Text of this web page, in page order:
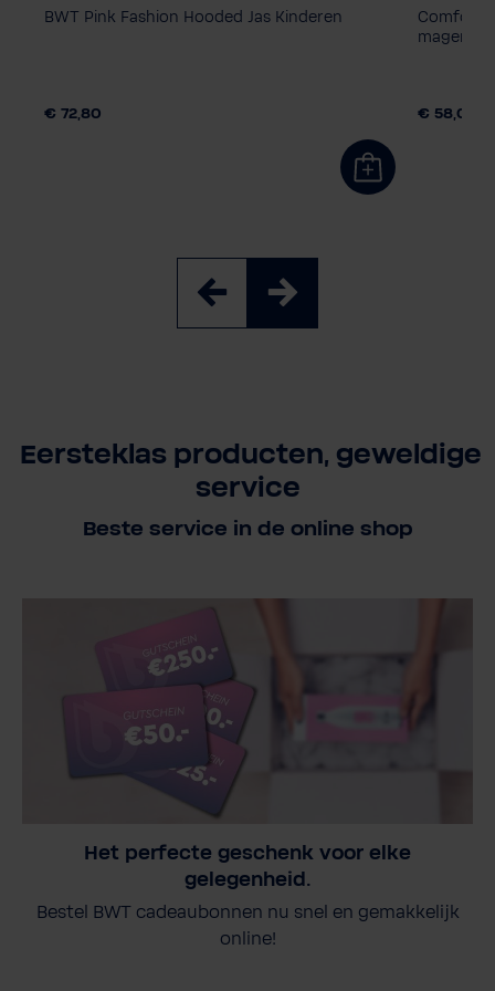
BWT Pink Fashion Hooded Jas Kinderen
€ 72,80
magenta
€ 58,00
Eersteklas producten, geweldige
service
Beste service in de online shop
Het perfecte geschenk voor elke
gelegenheid.
Bestel BWT cadeaubonnen nu snel en gemakkelijk
online!